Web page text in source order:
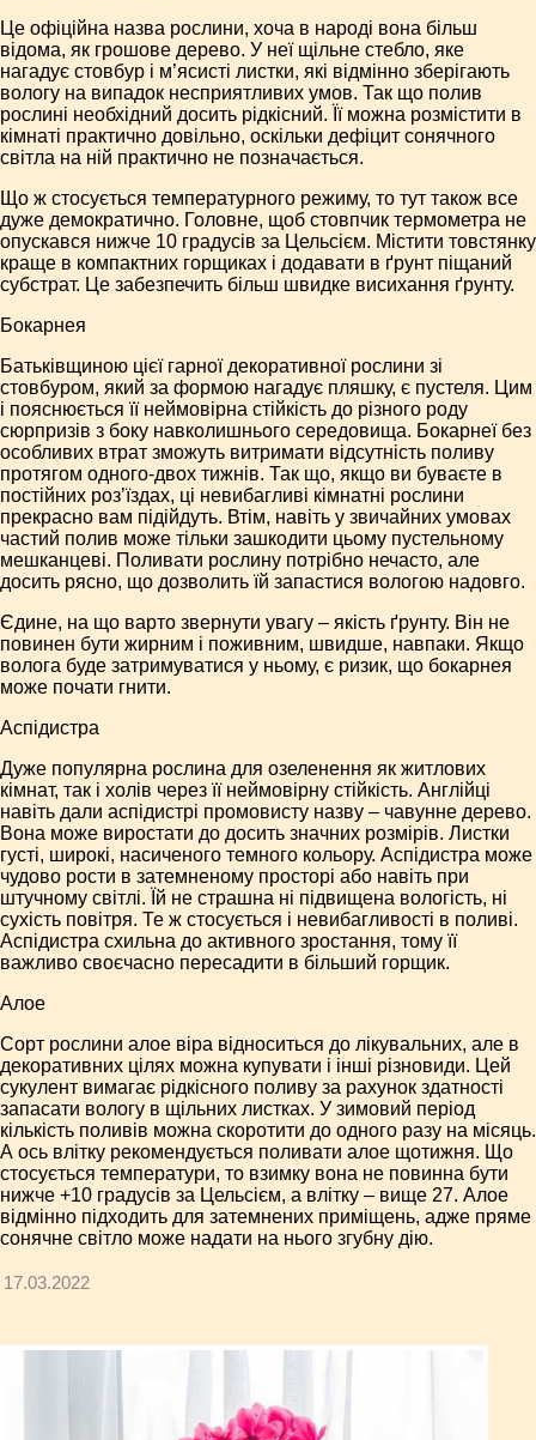
Це офіційна назва рослини, хоча в народі вона більш
відома, як грошове дерево. У неї щільне стебло, яке
нагадує стовбур і м’ясисті листки, які відмінно зберігають
вологу на випадок несприятливих умов. Так що полив
рослині необхідний досить рідкісний. Її можна розмістити в
кімнаті практично довільно, оскільки дефіцит сонячного
світла на ній практично не позначається.
Що ж стосується температурного режиму, то тут також все
дуже демократично. Головне, щоб стовпчик термометра не
опускався нижче 10 градусів за Цельсієм. Містити товстянку
краще в компактних горщиках і додавати в ґрунт піщаний
субстрат. Це забезпечить більш швидке висихання ґрунту.
Бокарнея
Батьківщиною цієї гарної декоративної рослини зі
стовбуром, який за формою нагадує пляшку, є пустеля. Цим
і пояснюється її неймовірна стійкість до різного роду
сюрпризів з боку навколишнього середовища. Бокарнеї без
особливих втрат зможуть витримати відсутність поливу
протягом одного-двох тижнів. Так що, якщо ви буваєте в
постійних роз’їздах, ці невибагливі кімнатні рослини
прекрасно вам підійдуть. Втім, навіть у звичайних умовах
частий полив може тільки зашкодити цьому пустельному
мешканцеві. Поливати рослину потрібно нечасто, але
досить рясно, що дозволить їй запастися вологою надовго.
Єдине, на що варто звернути увагу – якість ґрунту. Він не
повинен бути жирним і поживним, швидше, навпаки. Якщо
волога буде затримуватися у ньому, є ризик, що бокарнея
може почати гнити.
Аспідистра
Дуже популярна рослина для озеленення як житлових
кімнат, так і холів через її неймовірну стійкість. Англійці
навіть дали аспідистрі промовисту назву – чавунне дерево.
Вона може виростати до досить значних розмірів. Листки
густі, широкі, насиченого темного кольору. Аспідистра може
чудово рости в затемненому просторі або навіть при
штучному світлі. Їй не страшна ні підвищена вологість, ні
сухість повітря. Те ж стосується і невибагливості в поливі.
Аспідистра схильна до активного зростання, тому її
важливо своєчасно пересадити в більший горщик.
Алое
Сорт рослини алое віра відноситься до лікувальних, але в
декоративних цілях можна купувати і інші різновиди. Цей
сукулент вимагає рідкісного поливу за рахунок здатності
запасати вологу в щільних листках. У зимовий період
кількість поливів можна скоротити до одного разу на місяць.
А ось влітку рекомендується поливати алое щотижня. Що
стосується температури, то взимку вона не повинна бути
нижче +10 градусів за Цельсієм, а влітку – вище 27. Алое
відмінно підходить для затемнених приміщень, адже пряме
сонячне світло може надати на нього згубну дію.
17.03.2022